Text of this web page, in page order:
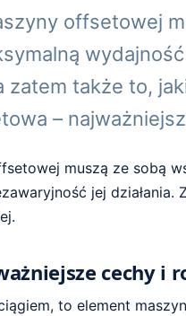
offsetowej
zatem także to,
–
muszą ze sobą
jej działania.
cechy i
to element